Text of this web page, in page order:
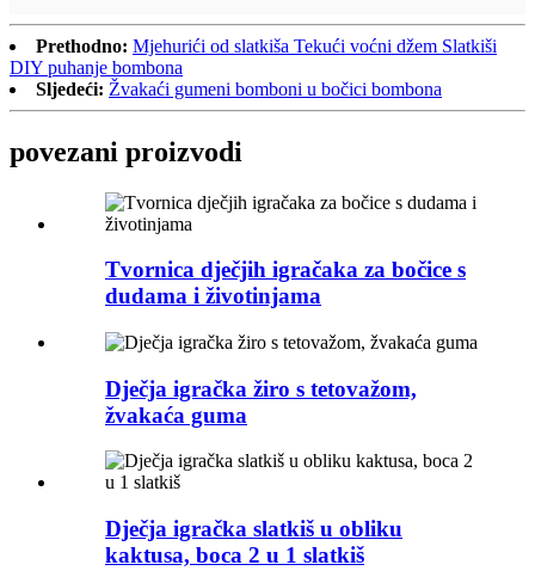
Prethodno: Mjehurići od slatkiša Tekući voćni džem Slatkiši
DIY puhanje bombona
Sljedeći: Žvakaći gumeni bomboni u bočici bombona
povezani proizvodi
Tvornica dječjih igračaka za bočice s
dudama i životinjama
Dječja igračka žiro s tetovažom,
žvakaća guma
Dječja igračka slatkiš u obliku
kaktusa, boca 2 u 1 slatkiš